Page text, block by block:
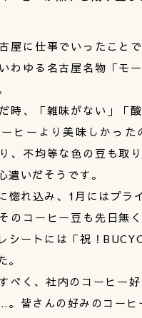
屋に仕事でいったこと
わゆる名古屋名物「モ
時、「雑味がない」「
ヒーより美味しかっ
、不均等な色の豆も取
遣いだそうです。
惚れ込み、1月にはプラ
のコーヒー豆も先日無
シートには「祝！
べく、社内のコーヒー
皆さんの好みのコーヒ